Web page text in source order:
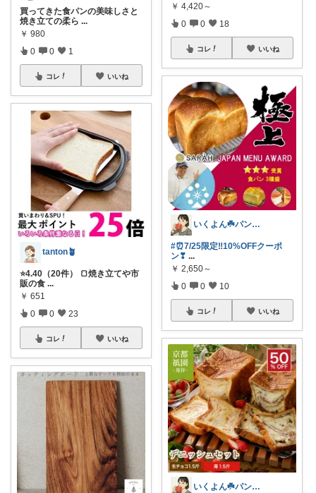
買ってきた食パンの美味しさと
焼き立ての柔ら ...
￥ 980
0 0 1
コレ いいね
tanton🪴
⭐4.40（20件） 🍞焼き立てや市
販の食 ...
￥ 651
0 0 23
コレ いいね
￥ 4,420～
0 0 18
コレ いいね
いくよん☘️パンのある暮らし✨
#⏰7/25限定‼️10%OFFクーポ
ン❣ ...
￥ 2,650～
0 0 10
コレ いいね
いくよん☘️パンのある暮らし✨